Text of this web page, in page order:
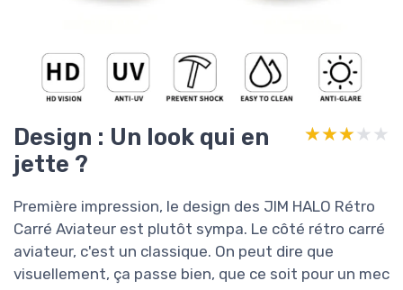
Design : Un look qui en
jette ?
★★★★★
★★★★★
Première impression, le design des JIM HALO Rétro
Carré Aviateur est plutôt sympa. Le côté rétro carré
aviateur, c'est un classique. On peut dire que
visuellement, ça passe bien, que ce soit pour un mec